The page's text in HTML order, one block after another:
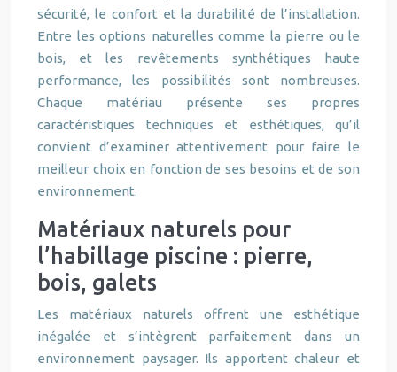
sécurité, le confort et la durabilité de l’installation.
Entre les options naturelles comme la pierre ou le
bois, et les revêtements synthétiques haute
performance, les possibilités sont nombreuses.
Chaque matériau présente ses propres
caractéristiques techniques et esthétiques, qu’il
convient d’examiner attentivement pour faire le
meilleur choix en fonction de ses besoins et de son
environnement.
Matériaux naturels pour
l’habillage piscine : pierre,
bois, galets
Les matériaux naturels offrent une esthétique
inégalée et s’intègrent parfaitement dans un
environnement paysager. Ils apportent chaleur et